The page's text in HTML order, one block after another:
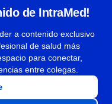
de IntraMed!
a contenido exclusivo
de salud más
para conectar,
entre colegas.
1997-2026